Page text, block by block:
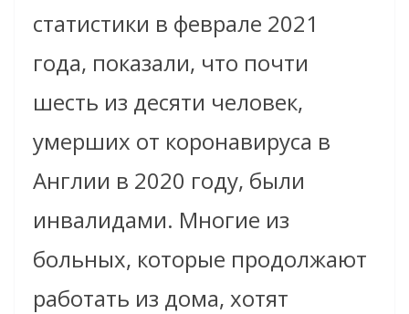
статистики в феврале 2021
года, показали, что почти
шесть из десяти человек,
умерших от коронавируса в
Англии в 2020 году, были
инвалидами. Многие из
больных, которые продолжают
работать из дома, хотят